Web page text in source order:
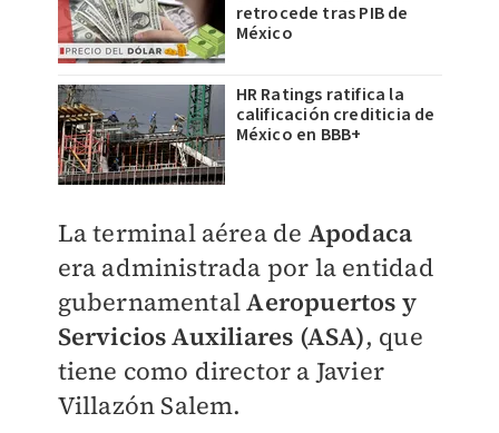
retrocede tras PIB de
México
HR Ratings ratifica la
calificación crediticia de
México en BBB+
La terminal aérea de Apodaca
era administrada por la entidad
gubernamentalAeropuertos y
Servicios Auxiliares (ASA), que
tiene como director a Javier
Villazón Salem.